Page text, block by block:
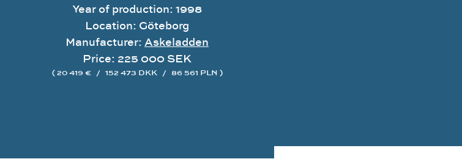
Year of production: 1998
Location: Göteborg
Manufacturer: Askeladden
Price: 225 000 SEK
( 20 419 € / 152 473 DKK / 86 561 PLN )